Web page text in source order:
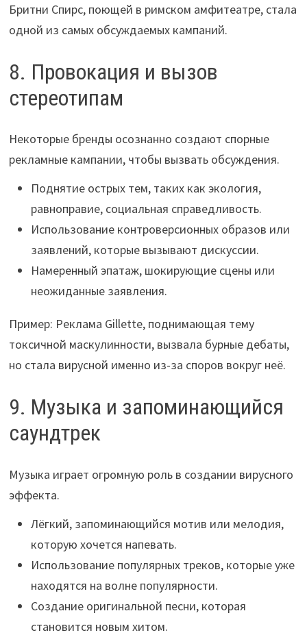
Бритни Спирс, поющей в римском амфитеатре, стала
одной из самых обсуждаемых кампаний.
8. Провокация и вызов
стереотипам
Некоторые бренды осознанно создают спорные
рекламные кампании, чтобы вызвать обсуждения.
Поднятие острых тем, таких как экология,
равноправие, социальная справедливость.
Использование контроверсионных образов или
заявлений, которые вызывают дискуссии.
Намеренный эпатаж, шокирующие сцены или
неожиданные заявления.
Пример: Реклама Gillette, поднимающая тему
токсичной маскулинности, вызвала бурные дебаты,
но стала вирусной именно из-за споров вокруг неё.
9. Музыка и запоминающийся
саундтрек
Музыка играет огромную роль в создании вирусного
эффекта.
Лёгкий, запоминающийся мотив или мелодия,
которую хочется напевать.
Использование популярных треков, которые уже
находятся на волне популярности.
Создание оригинальной песни, которая
становится новым хитом.